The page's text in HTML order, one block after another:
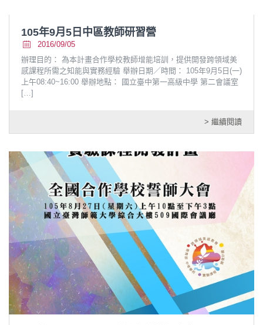
105年9月5日中區教師研習營
2016/09/05
辦理目的： 為本計畫合作學校教師增能培訓，提供開發跨領域美
感課程所需之知能與實務經驗 舉辦日期／時間： 105年9月5日(一)
上午08:40~16:00 舉辦地點： 國立臺中第一高級中學 第二會議室
[…]
> 繼續閱讀